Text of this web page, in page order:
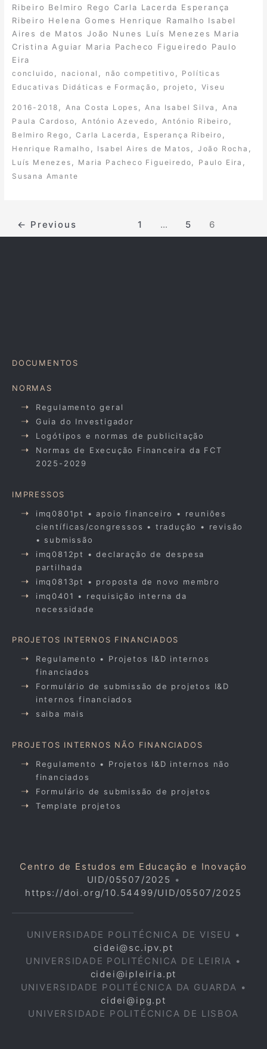
Ribeiro Belmiro Rego Carla Lacerda Esperança
Ribeiro Helena Gomes Henrique Ramalho Isabel
Aires de Matos João Nunes Luís Menezes Maria
Cristina Aguiar Maria Pacheco Figueiredo Paulo
Eira
concluido nacional não competitivo
Políticas
Educativas Didáticas e Formação
projeto Viseu
2016-2018 Ana Costa Lopes Ana Isabel Silva
Ana
Paula Cardoso
António Azevedo António Ribeiro
Belmiro Rego ,Carla Lacerda Esperança Ribeiro
Henrique Ramalho Isabel Aires de Matos João Rocha
Luís Menezes Maria Pacheco Figueiredo Paulo Eira
Susana Amante
← Previous 1 … 5 6
DOCUMENTOS
NORMAS
Regulamento geral
Guia do Investigador
Logótipos e normas de publicitação
Normas de Execução Financeira da FCT
2025-2029
IMPRESSOS
imq0801pt • apoio financeiro • reuniões
científicas/congressos • tradução • revisão
• submissão
imq0812pt • declaração de despesa
partilhada
imq0813pt • proposta de novo membro
imq0401 • requisição interna da
necessidade
PROJETOS INTERNOS FINANCIADOS
Regulamento • Projetos I&D internos
financiados
Formulário de submissão de projetos I&D
internos financiados
saiba mais
PROJETOS INTERNOS NÃO FINANCIADOS
Regulamento • Projetos I&D internos não
financiados
Formulário de submissão de projetos
Template projetos
Centro de Estudos em Educação e Inovação
UID/05507/2025 •
https://doi.org/10.54499/UID/05507/2025
UNIVERSIDADE POLITÉCNICA DE VISEU •
cidei@sc.ipv.pt
UNIVERSIDADE POLITÉCNICA DE LEIRIA •
cidei@ipleiria.pt
UNIVERSIDADE POLITÉCNICA DA GUARDA •
cidei@ipg.pt
UNIVERSIDADE POLITÉCNICA DE LISBOA